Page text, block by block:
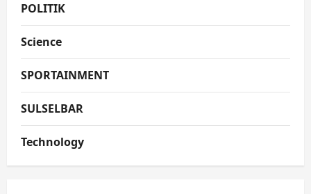
POLITIK
Science
SPORTAINMENT
SULSELBAR
Technology